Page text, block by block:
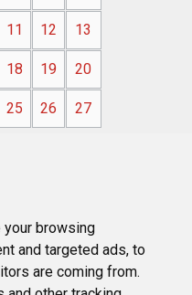
your browsing
and targeted ads, to
are coming from.
11 12 13
18 19 20
25 26 27